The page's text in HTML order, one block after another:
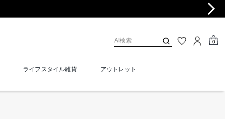
0
ライフスタイル雑貨 アウトレット